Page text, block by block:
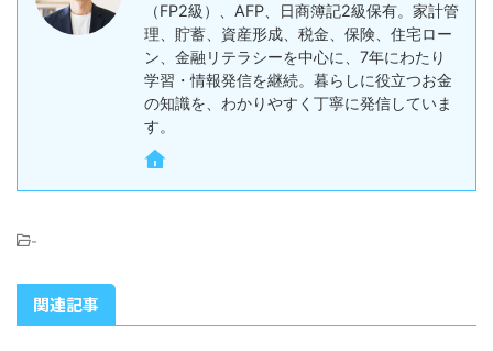
（FP2級）、AFP、日商簿記2級保有。家計管
理、貯蓄、資産形成、税金、保険、住宅ロー
ン、金融リテラシーを中心に、7年にわたり
学習・情報発信を継続。暮らしに役立つお金
の知識を、わかりやすく丁寧に発信していま
す。
-
関連記事